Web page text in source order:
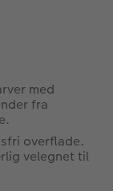
med
fra
overflade.
velegnet til